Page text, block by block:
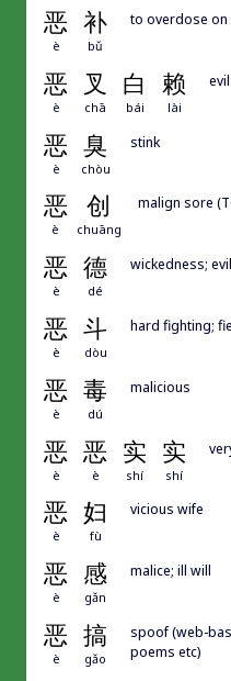
恶 补
è bǔ
to overdose on
恶 叉 白 赖
è chā bái lài
恶 臭
è chòu
stink
恶 创
è chuāng
malign sore
恶 德
è dé
wickedness;
恶 斗
è dòu
hard fighting;
恶 毒
è dú
malicious
恶 恶 实 实
è è shí shí
恶 妇
è fù
vicious wife
恶 感
è gǎn
malice; ill will
恶 搞
è gǎo
spoof (web-
poems etc)